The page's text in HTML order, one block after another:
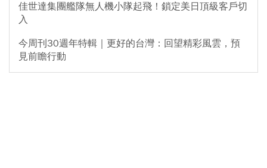
佳世達集團艦隊無人機小隊起飛！鎖定美日頂級客戶切
入
今周刊30週年特輯｜更好的台灣：回望精彩風雲，預
見前瞻行動